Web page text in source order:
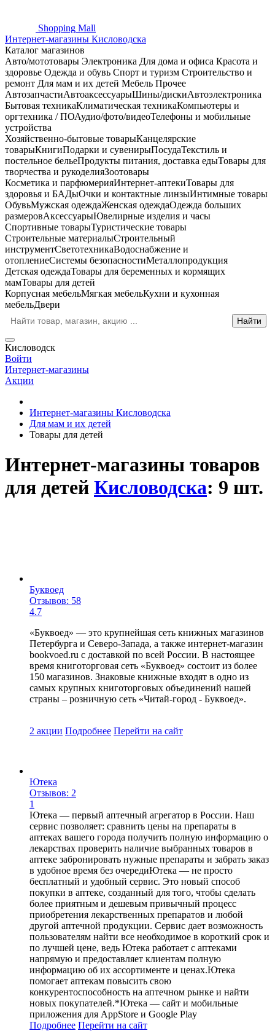
Shopping Mall
Интернет-магазины Кисловодска
Каталог магазинов
Авто/мототовары Электроника Для дома и офиса Красота и
здоровье Одежда и обувь Спорт и туризм Строительство и
ремонт Для мам и их детей Мебель Прочее
АвтозапчастиАвтоаксессуарыШины/дискиАвтоэлектроника
Бытовая техникаКлиматическая техникаКомпьютеры и
оргтехника / ПОАудио/фото/видеоТелефоны и мобильные
устройства
Хозяйственно-бытовые товарыКанцелярские
товарыКнигиПодарки и сувенирыПосудаТекстиль и
постельное бельеПродукты питания, доставка едыТовары для
творчества и рукоделияЗоотовары
Косметика и парфюмерияИнтернет-аптекиТовары для
здоровья и БАДыОчки и контактные линзыИнтимные товары
ОбувьМужская одеждаЖенская одеждаОдежда больших
размеровАксессуарыЮвелирные изделия и часы
Спортивные товарыТуристические товары
Строительные материалыСтроительный
инструментСветотехникаВодоснабжение и
отоплениеСистемы безопасностиМеталлопродукция
Детская одеждаТовары для беременных и кормящих
мамТовары для детей
Корпусная мебельМягкая мебельКухни и кухонная
мебельДвери
Кисловодск
Войти
Интернет-магазины
Акции
Интернет-магазины Кисловодска
Для мам и их детей
Товары для детей
Интернет-магазины товаров
для детей Кисловодска: 9 шт.
Буквоед
Отзывов: 58
4.7
«Буквоед» — это крупнейшая сеть книжных магазинов
Петербурга и Северо-Запада, а также интернет-магазин
bookvoed.ru с доставкой по всей России. В настоящее
время книготорговая сеть «Буквоед» состоит из более
150 магазинов. Знаковые книжные входят в одно из
самых крупных книготорговых объединений нашей
страны – розничную сеть «Читай-город - Буквоед».
2 акции Подробнее Перейти на сайт
Ютека
Отзывов: 2
1
Ютека — первый аптечный агрегатор в России. Наш
сервис позволяет: сравнить цены на препараты в
аптеках вашего города получить полную информацию о
лекарствах проверить наличие выбранных товаров в
аптеке забронировать нужные препараты и забрать заказ
в удобное время без очередиЮтека — не просто
бесплатный и удобный сервис. Это новый способ
покупки в аптеке, созданный для того, чтобы сделать
более приятным и дешевым привычный процесс
приобретения лекарственных препаратов и любой
другой аптечной продукции. Сервис дает возможность
пользователям найти все необходимое в короткий срок и
по лучшей цене, ведь Ютека работает с аптеками
напрямую и предоставляет клиентам полную
информацию об их ассортименте и ценах.Ютека
помогает аптекам повысить свою
конкурентоспособность на аптечном рынке и найти
новых покупателей.*Ютека — сайт и мобильные
приложения для AppStore и Google Play
Подробнее Перейти на сайт